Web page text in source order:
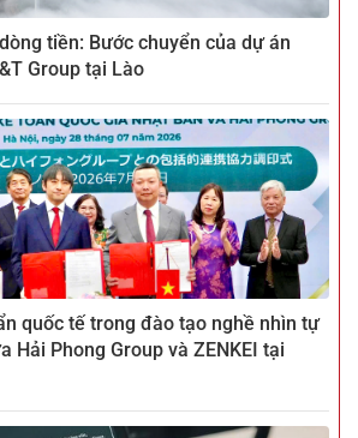
tiền: Bước chuyển của dự án
Group tại Lào
quốc tế trong đào tạo nghề nhìn tự
Hải Phong Group và ZENKEI tại